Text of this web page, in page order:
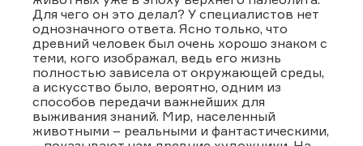
Для чего он это делал? У специалистов нет
однозначного ответа. Ясно только, что
древний человек был очень хорошо знаком с
теми, кого изображал, ведь его жизнь
полностью зависела от окружающей среды,
а искусство было, вероятно, одним из
способов передачи важнейших для
выживания знаний. Мир, населенный
животными – реальными и фантастическими,